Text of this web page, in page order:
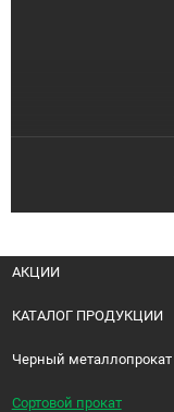
АКЦИИ
КАТАЛОГ ПРОДУКЦИИ
Черный металлопрокат
Сортовой прокат